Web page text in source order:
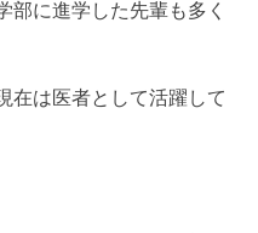
部に進学した先輩も多く
在は医者として活躍して